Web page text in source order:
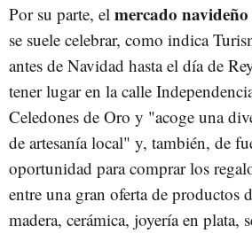
Por su parte, el mercado
se suele celebrar, como indica
antes de Navidad hasta el día de
tener lugar en la calle
Celedones de Oro y "acoge una
de artesanía local" y, también, de
oportunidad para comprar los
entre una gran oferta de productos
madera, cerámica, joyería en plata,